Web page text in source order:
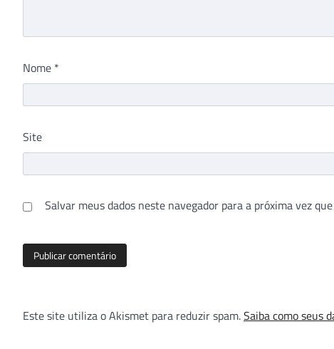
Nome *
Site
Salvar meus dados neste navegador para a próxima vez
Este site utiliza o Akismet para reduzir spam.Saiba como seus